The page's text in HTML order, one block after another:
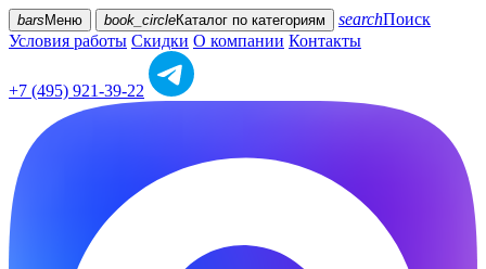
bars Меню book_circleКаталог по категориям searchПоиск
Условия работы Скидки О компании Контакты
+7 (495) 921-39-22